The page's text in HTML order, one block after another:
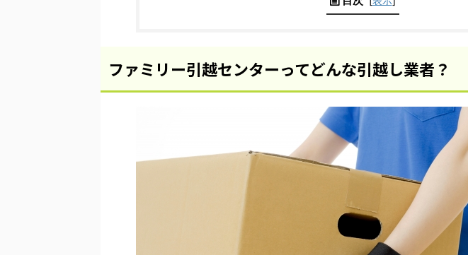
ファミリー引越センターってどんな引越し業者？